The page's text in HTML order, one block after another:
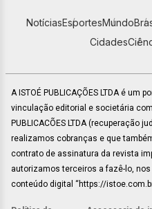
NotíciasEsportesMundo
Cidades
A ISTOÉ PUBLICAÇÕES LTDA é um
vinculação editorial e societária com
PUBLICACÕES LTDA (recuperação
realizamos cobranças e que
contrato de assinatura da revista
autorizamos terceiros a fazê-lo,
conteúdo digital “https://